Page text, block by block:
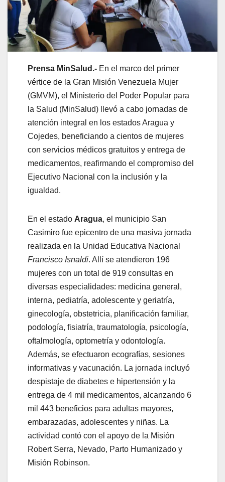
Prensa MinSalud.- En el marco del primer
vértice de la Gran Misión Venezuela Mujer
(GMVM), el Ministerio del Poder Popular para
la Salud (MinSalud) llevó a cabo jornadas de
atención integral en los estados Aragua y
Cojedes, beneficiando a cientos de mujeres
con servicios médicos gratuitos y entrega de
medicamentos, reafirmando el compromiso del
Ejecutivo Nacional con la inclusión y la
igualdad.
En el estado Aragua, el municipio San
Casimiro fue epicentro de una masiva jornada
realizada en la Unidad Educativa Nacional
Francisco Isnaldi. Allí se atendieron 196
mujeres con un total de 919 consultas en
diversas especialidades: medicina general,
interna, pediatría, adolescente y geriatría,
ginecología, obstetricia, planificación familiar,
podología, fisiatría, traumatología, psicología,
oftalmología, optometría y odontología.
Además, se efectuaron ecografías, sesiones
informativas y vacunación. La jornada incluyó
despistaje de diabetes e hipertensión y la
entrega de 4 mil medicamentos, alcanzando 6
mil 443 beneficios para adultas mayores,
embarazadas, adolescentes y niñas. La
actividad contó con el apoyo de la Misión
Robert Serra, Nevado, Parto Humanizado y
Misión Robinson.